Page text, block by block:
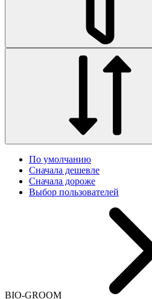
По умолчанию
Сначала дешевле
Сначала дороже
Выбор пользователей
BIO-GROOM